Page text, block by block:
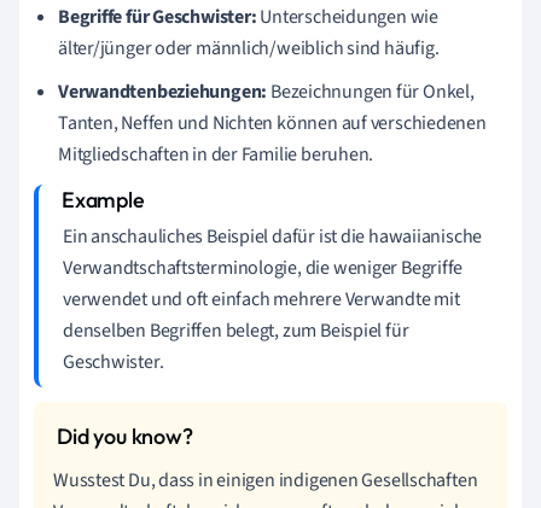
Begriffe für Geschwister:Unterscheidungen wie
älter/jünger oder männlich/weiblich sind häufig.
Verwandtenbeziehungen: Bezeichnungen für Onkel,
Tanten, Neffen und Nichten können auf verschiedenen
Mitgliedschaften in der Familie beruhen.
Ein anschauliches Beispiel dafür ist die hawaiianische
Verwandtschaftsterminologie, die weniger Begriffe
verwendet und oft einfach mehrere Verwandte mit
denselben Begriffen belegt, zum Beispiel für
Geschwister.
Wusstest Du, dass in einigen indigenen Gesellschaften